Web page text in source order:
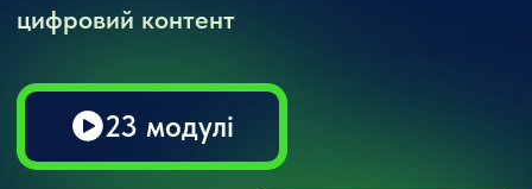
Онлайн